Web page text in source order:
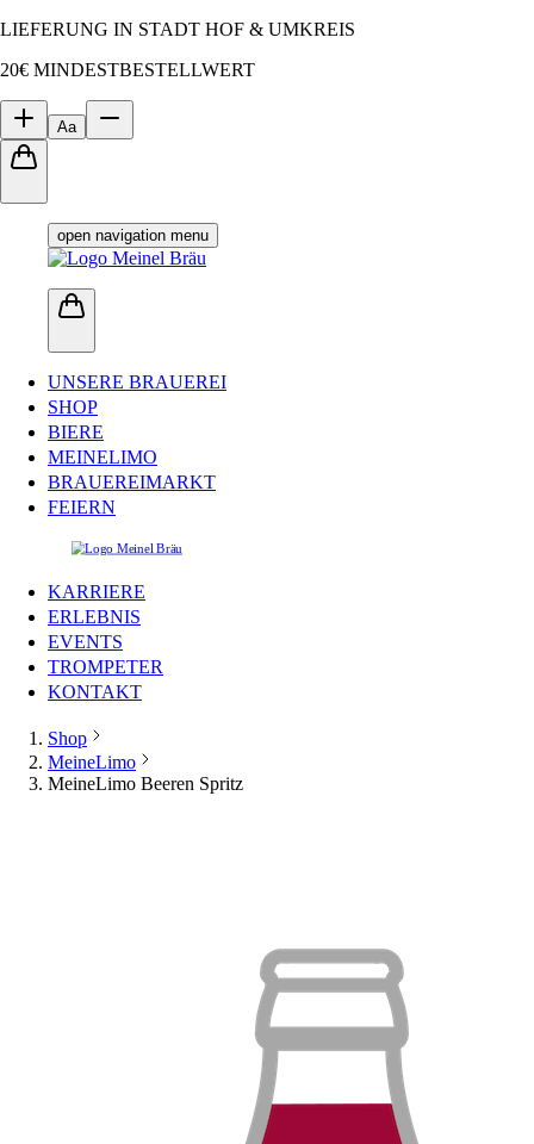
LIEFERUNG IN STADT HOF & UMKREIS
20€ MINDESTBESTELLWERT
Aa
open navigation menu
UNSERE BRAUEREI
SHOP
BIERE
MEINELIMO
BRAUEREIMARKT
FEIERN
KARRIERE
ERLEBNIS
EVENTS
TROMPETER
KONTAKT
Shop
MeineLimo
MeineLimo Beeren Spritz